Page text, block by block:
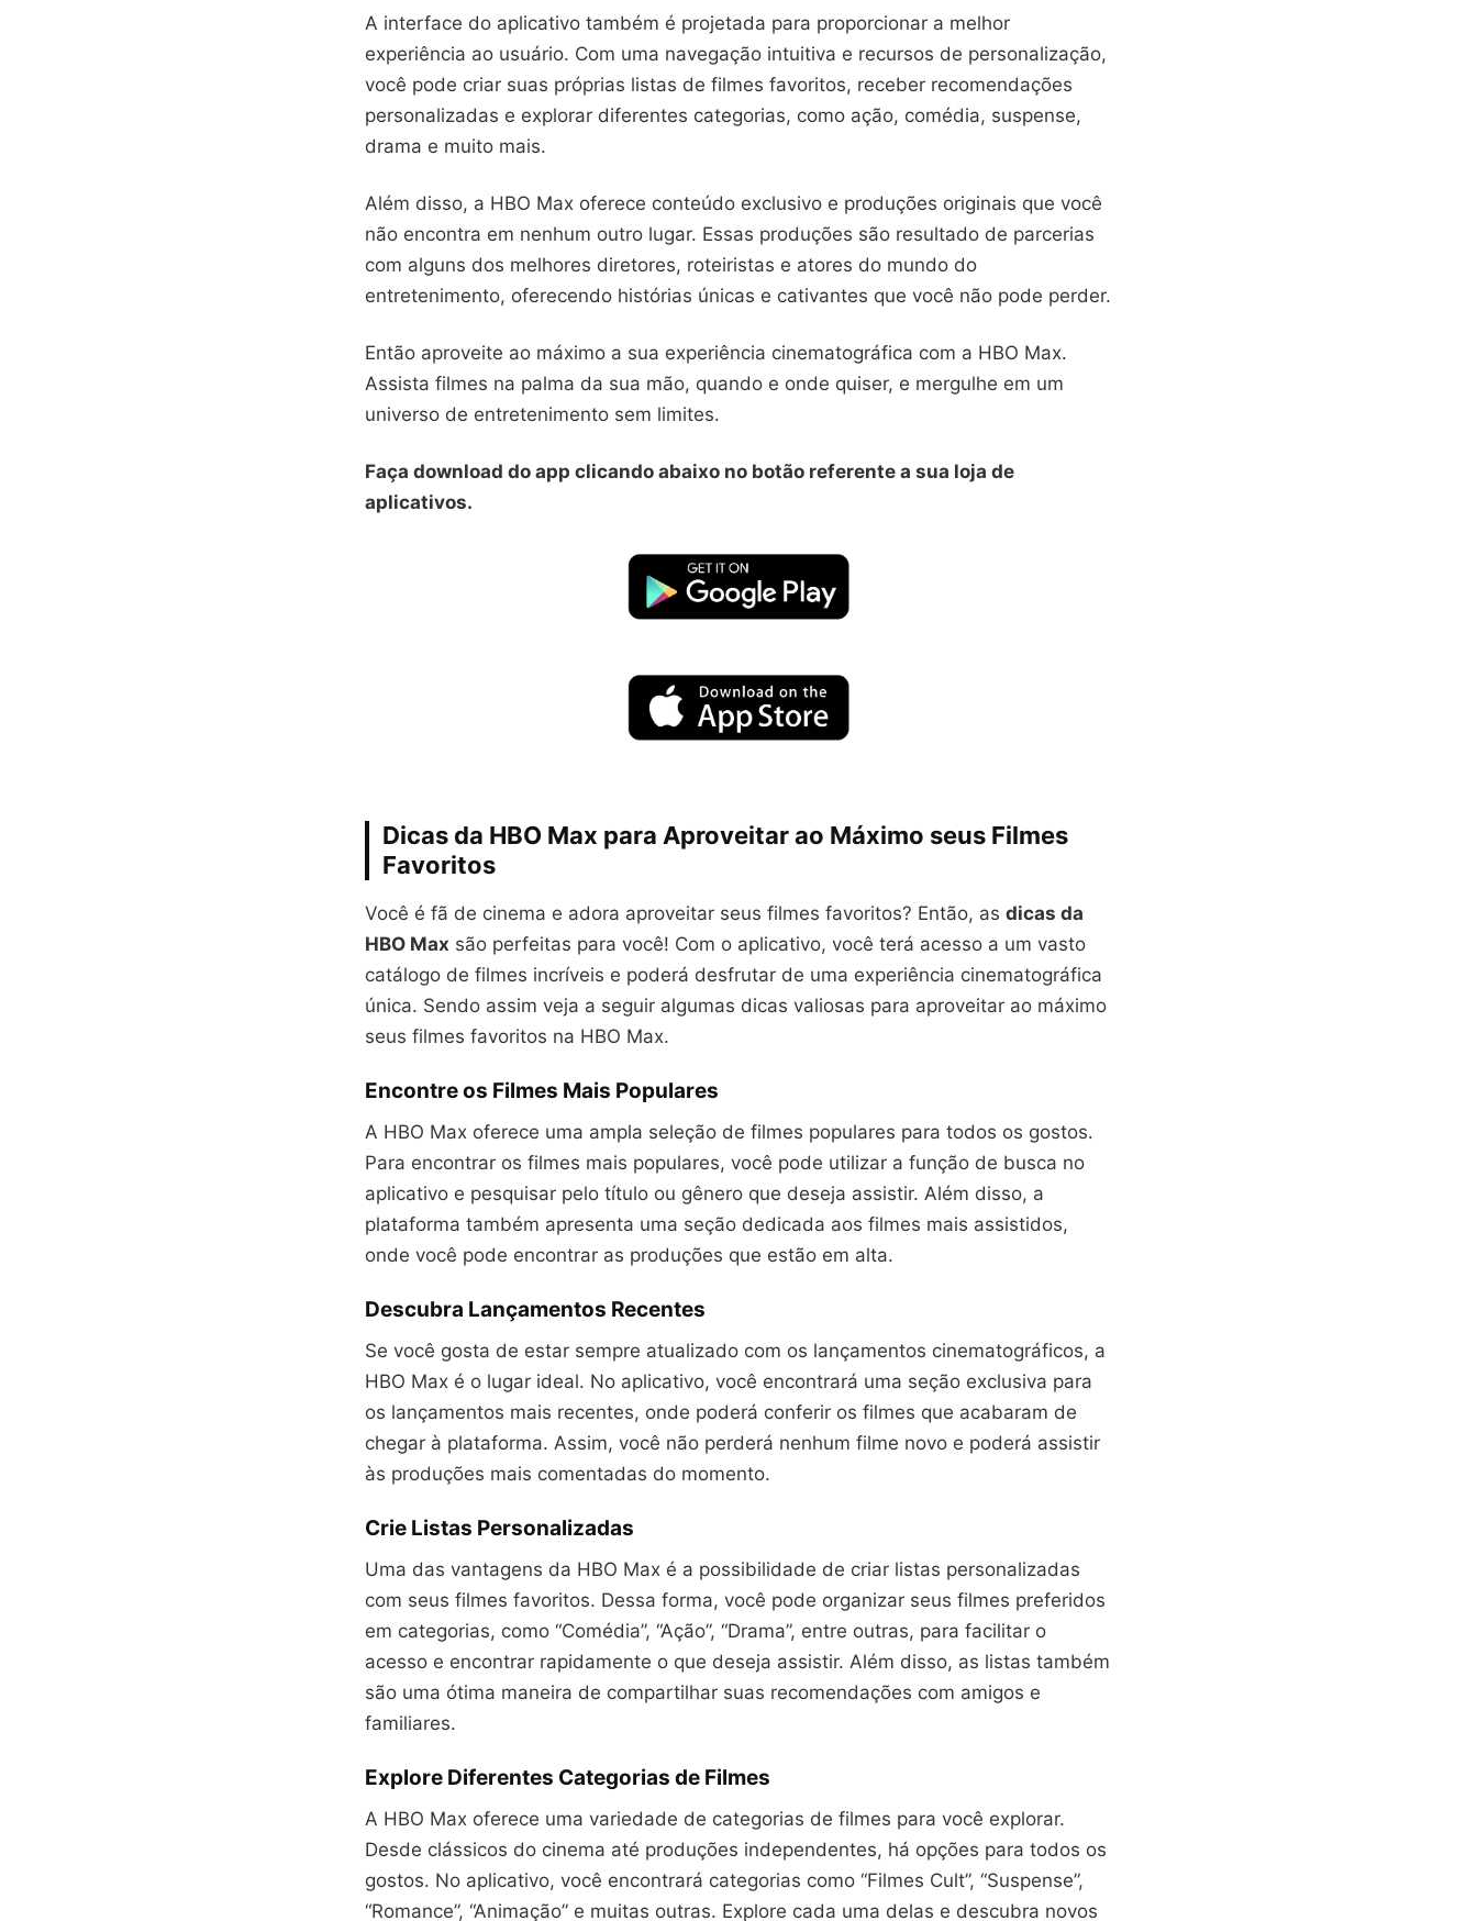
A interface do aplicativo também é projetada para proporcionar a melhor
experiência ao usuário. Com uma navegação intuitiva e recursos de personalização,
você pode criar suas próprias listas de filmes favoritos, receber recomendações
personalizadas e explorar diferentes categorias, como ação, comédia, suspense,
drama e muito mais.
Além disso, a HBO Max oferece conteúdo exclusivo e produções originais que você
não encontra em nenhum outro lugar. Essas produções são resultado de parcerias
com alguns dos melhores diretores, roteiristas e atores do mundo do
entretenimento, oferecendo histórias únicas e cativantes que você não pode perder.
Então aproveite ao máximo a sua experiência cinematográfica com a HBO Max.
Assista filmes na palma da sua mão, quando e onde quiser, e mergulhe em um
universo de entretenimento sem limites.
Faça download do app clicando abaixo no botão referente a sua loja de
aplicativos.
Dicas da HBO Max para Aproveitar ao Máximo seus Filmes
Favoritos
Você é fã de cinema e adora aproveitar seus filmes favoritos? Então, as dicas da
HBO Max são perfeitas para você! Com o aplicativo, você terá acesso a um vasto
catálogo de filmes incríveis e poderá desfrutar de uma experiência cinematográfica
única. Sendo assim veja a seguir algumas dicas valiosas para aproveitar ao máximo
seus filmes favoritos na HBO Max.
Encontre os Filmes Mais Populares
A HBO Max oferece uma ampla seleção de filmes populares para todos os gostos.
Para encontrar os filmes mais populares, você pode utilizar a função de busca no
aplicativo e pesquisar pelo título ou gênero que deseja assistir. Além disso, a
plataforma também apresenta uma seção dedicada aos filmes mais assistidos,
onde você pode encontrar as produções que estão em alta.
Descubra Lançamentos Recentes
Se você gosta de estar sempre atualizado com os lançamentos cinematográficos, a
HBO Max é o lugar ideal. No aplicativo, você encontrará uma seção exclusiva para
os lançamentos mais recentes, onde poderá conferir os filmes que acabaram de
chegar à plataforma. Assim, você não perderá nenhum filme novo e poderá assistir
às produções mais comentadas do momento.
Crie Listas Personalizadas
Uma das vantagens da HBO Max é a possibilidade de criar listas personalizadas
com seus filmes favoritos. Dessa forma, você pode organizar seus filmes preferidos
em categorias, como “Comédia”, “Ação”, “Drama”, entre outras, para facilitar o
acesso e encontrar rapidamente o que deseja assistir. Além disso, as listas também
são uma ótima maneira de compartilhar suas recomendações com amigos e
familiares.
Explore Diferentes Categorias de Filmes
A HBO Max oferece uma variedade de categorias de filmes para você explorar.
Desde clássicos do cinema até produções independentes, há opções para todos os
gostos. No aplicativo, você encontrará categorias como “Filmes Cult”, “Suspense”,
“Romance”, “Animação” e muitas outras. Explore cada uma delas e descubra novos